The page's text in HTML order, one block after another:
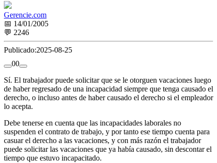
Gerencie.com
📅 14/01/2005
💬 2246
Publicado:2025-08-25
00
Sí. El trabajador puede solicitar que se le otorguen vacaciones luego
de haber regresado de una incapacidad siempre que tenga causado el
derecho, o incluso antes de haber causado el derecho si el empleador
lo acepta.
Debe tenerse en cuenta que las incapacidades laborales no
suspenden el contrato de trabajo, y por tanto ese tiempo cuenta para
casuar el derecho a las vacaciones, y con más razón el trabajador
puede solicitar las vacaciones que ya había causado, sin descontar el
tiempo que estuvo incapacitado.